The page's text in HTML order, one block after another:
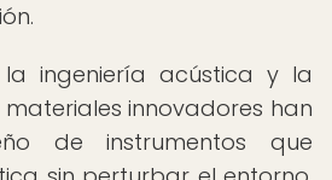
ingeniería acústica y la
innovadores han
de instrumentos que